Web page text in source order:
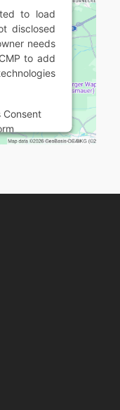
to load
disclosed
needs
to add
Consent